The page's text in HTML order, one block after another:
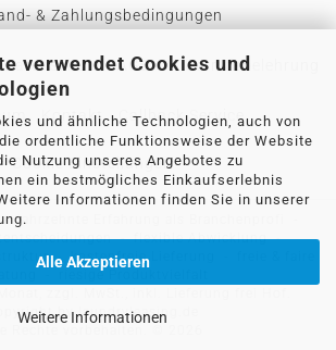
verwendet Cookies und
und ähnliche Technologien, auch von
ordentliche Funktionsweise der Website
Nutzung unseres Angebotes zu
ein bestmögliches Einkaufserlebnis
Informationen finden Sie in unserer
.
Alle Akzeptieren
Weitere Informationen
& Zahlungsbedingungen
AGB Widerrufsbelehrung
Kontakt Callback Service
Cookie Einstellungen
jahrzehnte Erfahrung als Branchenprofi -
- flexible Abwicklung -
- kostenfreie Lieferung - freie & faire
- riesige Produktvielfalt
by laundryleasing.de